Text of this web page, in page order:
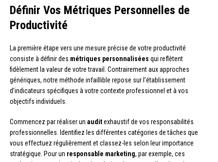
Définir Vos Métriques Personnelles de
Productivité
La première étape vers une mesure précise de votre productivité
consiste à définir des métriques personnalisées qui reflètent
fidèlement la valeur de votre travail. Contrairement aux approches
génériques, notre méthode infaillible repose sur l’établissement
d’indicateurs spécifiques à votre contexte professionnel et à vos
objectifs individuels.
Commencez par réaliser un auditexhaustif de vos responsabilités
professionnelles. Identifiez les différentes catégories de tâches que
vous effectuez régulièrement et classez-les selon leur importance
stratégique. Pour un responsable marketing, par exemple, ces